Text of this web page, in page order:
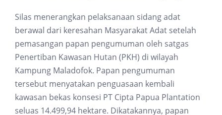
Silas menerangkan pelaksanaan sidang adat
berawal dari keresahan Masyarakat Adat setelah
pemasangan papan pengumuman oleh satgas
Penertiban Kawasan Hutan (PKH) di wilayah
Kampung Maladofok. Papan pengumuman
tersebut menyatakan penguasaan kembali
kawasan bekas konsesi PT Cipta Papua Plantation
seluas 14.499,94 hektare. Dikatakannya, papan